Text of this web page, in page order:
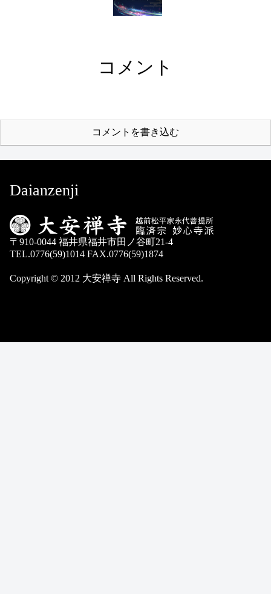
コメント
コメントを書き込む
Daianzenji
〒910-0044 福井県福井市田ノ谷町21-4
TEL.0776(59)1014 FAX.0776(59)1874
Copyright © 2012 大安禅寺 All Rights Reserved.